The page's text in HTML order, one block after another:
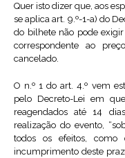
Quer isto dizer que, aos
se aplica art. 9.º-1-a) do
do bilhete não pode
correspondente ao
cancelado.
O n.º 1 do art. 4.º vem
pelo Decreto-Lei em
reagendados até 14
realização do evento,
todos os efeitos, como
incumprimento deste